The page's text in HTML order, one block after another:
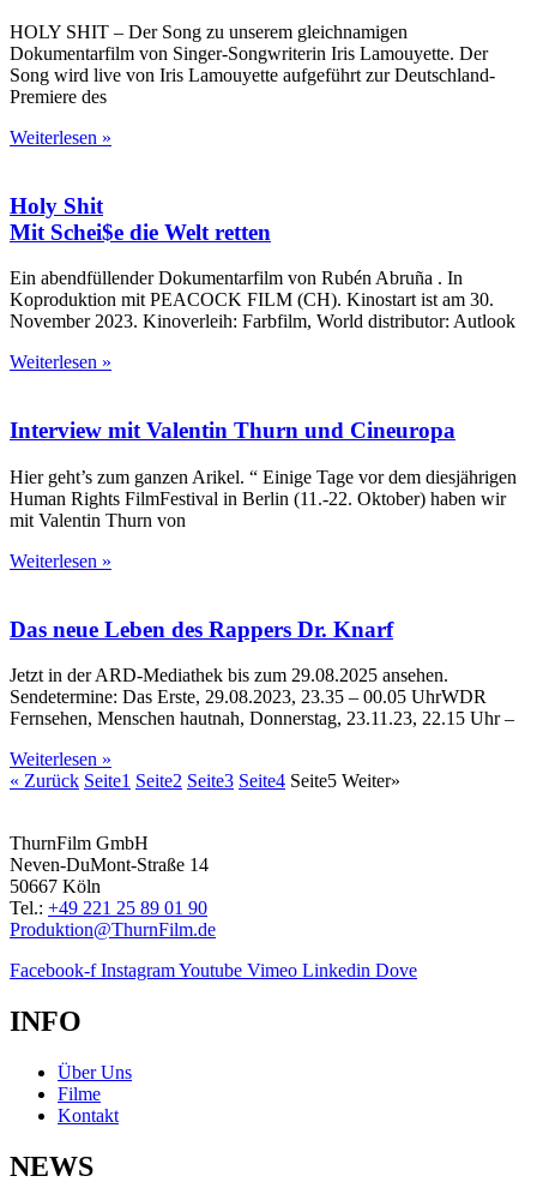
HOLY SHIT – Der Song zu unserem gleichnamigen
Dokumentarfilm von Singer-Songwriterin Iris Lamouyette. Der
Song wird live von Iris Lamouyette aufgeführt zur Deutschland-
Premiere des
Weiterlesen »
Holy Shit
Mit Schei$e die Welt retten
Ein abendfüllender Dokumentarfilm von Rubén Abruña . In
Koproduktion mit PEACOCK FILM (CH). Kinostart ist am 30.
November 2023. Kinoverleih: Farbfilm, World distributor: Autlook
Weiterlesen »
Interview mit Valentin Thurn und Cineuropa
Hier geht’s zum ganzen Arikel. “ Einige Tage vor dem diesjährigen
Human Rights FilmFestival in Berlin (11.-22. Oktober) haben wir
mit Valentin Thurn von
Weiterlesen »
Das neue Leben des Rappers Dr. Knarf
Jetzt in der ARD-Mediathek bis zum 29.08.2025 ansehen.
Sendetermine: Das Erste, 29.08.2023, 23.35 – 00.05 UhrWDR
Fernsehen, Menschen hautnah, Donnerstag, 23.11.23, 22.15 Uhr –
Weiterlesen »
« Zurück Seite1 Seite2 Seite3 Seite4 Seite5 Weiter»
ThurnFilm GmbH
Neven-DuMont-Straße 14
50667 Köln
Tel.: +49 221 25 89 01 90
Produktion@ThurnFilm.de
Facebook-f InstagramYoutube Vimeo Linkedin Dove
INFO
Über Uns
Filme
Kontakt
NEWS